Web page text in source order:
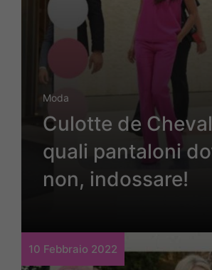
Moda
Culotte de
quali pantaloni
non, indossare!
10 Febbraio 2022